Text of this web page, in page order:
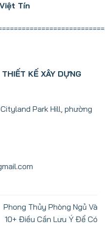
Tín
KẾ XÂY DỰNG
Park Hill, phường
Phong Thủy Phòng Ngủ Và
10+ Điều Cần Lưu Ý Để Có